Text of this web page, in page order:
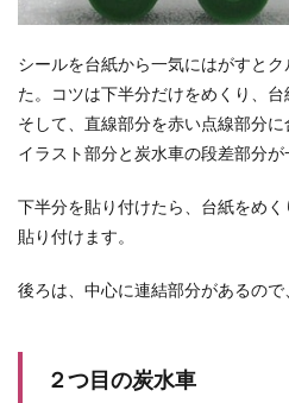
シールを台紙から一気にはがすと
た。コツは下半分だけをめくり、台
そして、直線部分を赤い点線部分
イラスト部分と炭水車の段差部分が
下半分を貼り付けたら、台紙をめ
貼り付けます。
後ろは、中心に連結部分があるので
２つ目の炭水車